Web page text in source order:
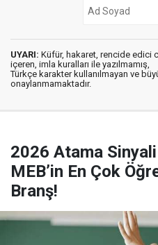
UYARI: Küfür, hakaret, rencide edici
içeren, imla kuralları ile yazılmamış,
Türkçe karakter kullanılmayan ve
onaylanmamaktadır.
2026 Atama
MEB’in En Çok
Branş!